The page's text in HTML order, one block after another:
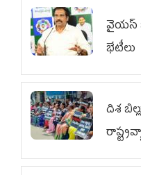
వైయ‌స్
భేటీలు
దిశ